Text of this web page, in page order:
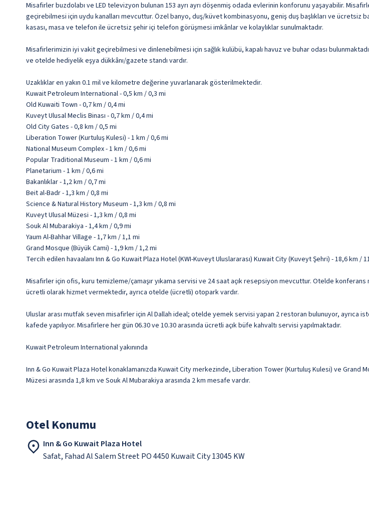
Misafirler buzdolabı ve LED televizyon bulunan 153 ayrı ayrı döşenmiş odada evlerinin konforunu yaşayabilir.
geçirebilmesi için uydu kanalları mevcuttur. Özel banyo, duş/küvet kombinasyonu, geniş duş başlıkları ve
kasası, masa ve telefon ile ücretsiz şehir içi telefon görüşmesi imkânlar ve kolaylıklar sunulmaktadır.
Misafirlerimizin iyi vakit geçirebilmesi ve dinlenebilmesi için sağlık kulübü, kapalı havuz ve buhar odası
ve otelde hediyelik eşya dükkânı/gazete standı vardır.
Uzaklıklar en yakın 0.1 mil ve kilometre değerine yuvarlanarak gösterilmektedir.
Kuwait Petroleum International - 0,5 km / 0,3 mi
Old Kuwaiti Town - 0,7 km / 0,4 mi
Kuveyt Ulusal Meclis Binası - 0,7 km / 0,4 mi
Old City Gates - 0,8 km / 0,5 mi
Liberation Tower (Kurtuluş Kulesi) - 1 km / 0,6 mi
National Museum Complex - 1 km / 0,6 mi
Popular Traditional Museum - 1 km / 0,6 mi
Planetarium - 1 km / 0,6 mi
Bakanlıklar - 1,2 km / 0,7 mi
Beit al-Badr - 1,3 km / 0,8 mi
Science & Natural History Museum - 1,3 km / 0,8 mi
Kuveyt Ulusal Müzesi - 1,3 km / 0,8 mi
Souk Al Mubarakiya - 1,4 km / 0,9 mi
Yaum Al-Bahhar Village - 1,7 km / 1,1 mi
Grand Mosque (Büyük Cami) - 1,9 km / 1,2 mi
Tercih edilen havaalanı Inn & Go Kuwait Plaza Hotel (KWI-Kuveyt Uluslararası) Kuwait City (Kuveyt Şehri) - 18,6 km /
Misafirler için ofis, kuru temizleme/çamaşır yıkama servisi ve 24 saat açık resepsiyon mevcuttur. Otelde
ücretli olarak hizmet vermektedir, ayrıca otelde (ücretli) otopark vardır.
Uluslar arası mutfak seven misafirler için Al Dallah ideal; otelde yemek servisi yapan 2 restoran bulunuyor, ayrıca
kafede yapılıyor. Misafirlere her gün 06.30 ve 10.30 arasında ücretli açık büfe kahvaltı servisi yapılmaktadır.
Kuwait Petroleum International yakınında
Inn & Go Kuwait Plaza Hotel konaklamanızda Kuwait City merkezinde, Liberation Tower (Kurtuluş Kulesi) ve Grand
Müzesi arasında 1,8 km ve Souk Al Mubarakiya arasında 2 km mesafe vardır.
Otel Konumu
Inn & Go Kuwait Plaza Hotel
Safat, Fahad Al Salem Street PO 4450 Kuwait City 13045 KW